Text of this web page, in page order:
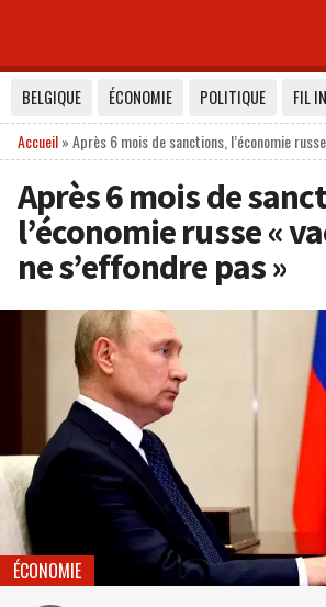
BELGIQUE ÉCONOMIE POLITIQUE FIL
Accueil»Après 6 mois de sanctions, l’économie
Après 6 mois de
l’économie russe «
ne s’effondre pas »
ÉCONOMIE